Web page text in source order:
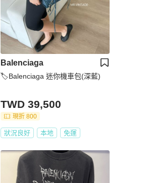
Balenciaga
🏷Balenciaga 迷你機車包(深藍)
TWD 39,500
現折 800
狀況良好 本地 免運